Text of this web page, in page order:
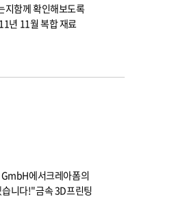
지함께 확인해보도록
년 11월 복합 재료
에서크레아폼의
니다!"금속 3D프린팅